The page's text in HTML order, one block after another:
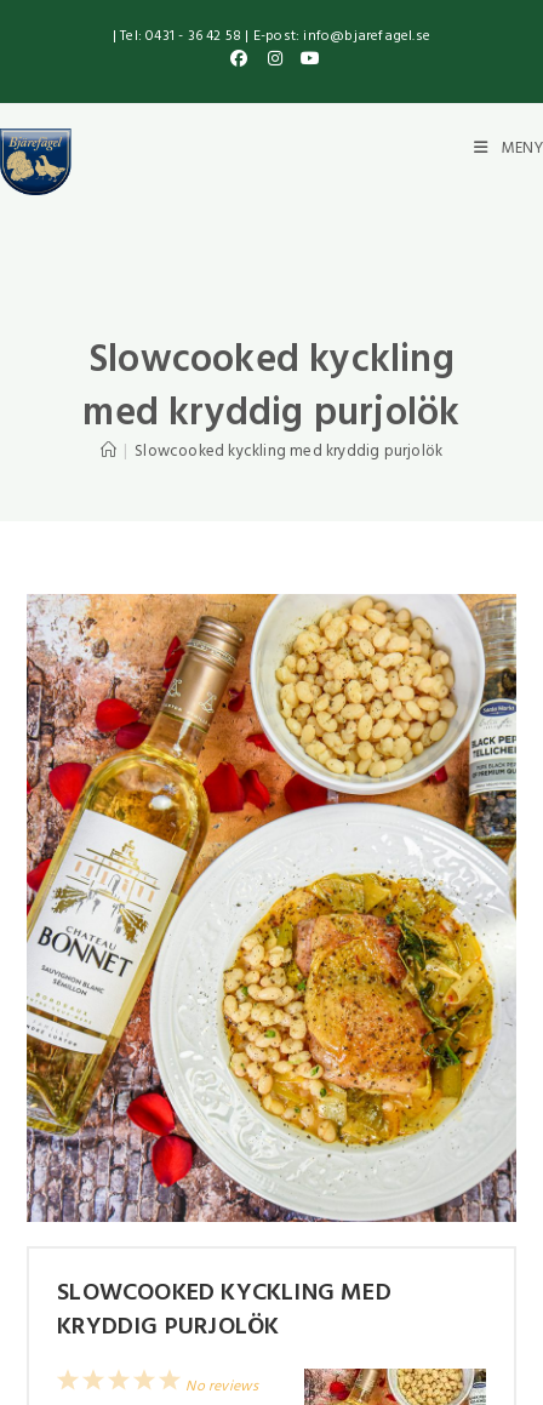
| Tel: 0431 - 36 42 58 | E-post: info@bjarefagel.se
MENY
Slowcooked kyckling
med kryddig purjolök
| Slowcooked kyckling med kryddig purjolök
SLOWCOOKED KYCKLING MED
KRYDDIG PURJOLÖK
5
4
3
2
1
No reviews